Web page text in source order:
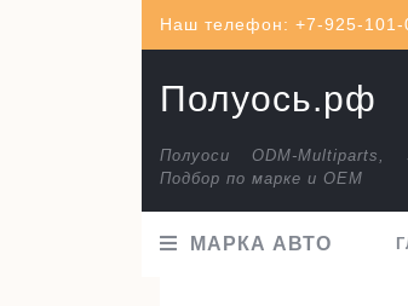
Наш телефон: +7-925-101-
Полуось.рф
Полуоси ODM-Multiparts,
Подбор по марке и ОЕМ
МАРКА АВТО